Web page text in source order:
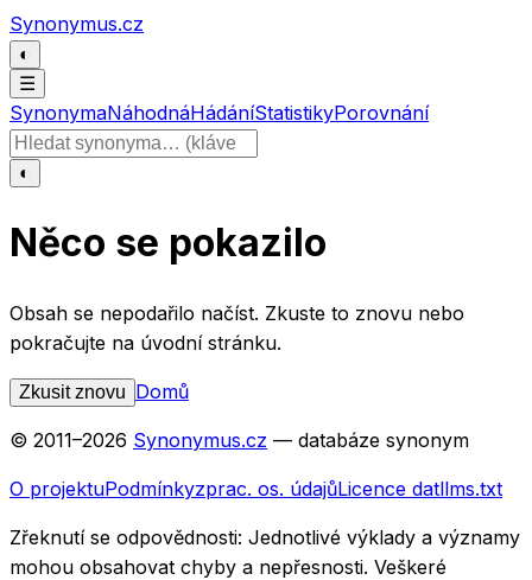
Přeskočit na obsah
Synonymus.cz
◐
☰
SynonymaNáhodnáHádáníStatistikyPorovnání
Hledat slovo
◐
Něco se pokazilo
Obsah se nepodařilo načíst. Zkuste to znovu nebo
pokračujte na úvodní stránku.
Zkusit znovu Domů
© 2011–2026 Synonymus.cz — databáze synonym
O projektuPodmínkyzprac. os. údajůLicence datllms.txt
Zřeknutí se odpovědnosti: Jednotlivé výklady a významy
mohou obsahovat chyby a nepřesnosti. Veškeré